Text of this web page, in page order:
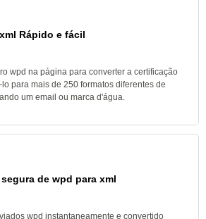
Rápido e fácil
wpd na página para converter a certificação
para mais de 250 formatos diferentes de
um email ou marca d'água.
de wpd para xml
wpd instantaneamente e convertido